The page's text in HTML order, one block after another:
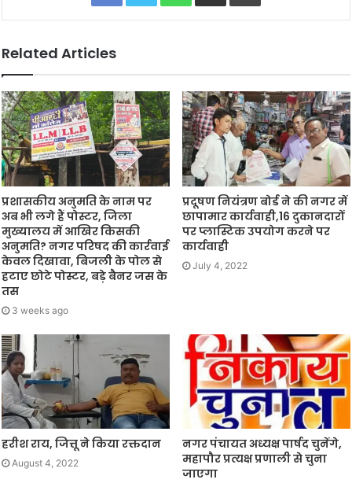
Related Articles
प्रशासकीय अनुमति के नाम पर
अब भी लगे हैं पोस्टर, जिला
मुख्यालय में आखिर किसकी
अनुमति? नगर परिषद की कार्रवाई
केवल दिखावा, बिजली के पोल से
हटाए छोटे पोस्टर, बड़े बैनर जस के
तस
3 weeks ago
प्रदूषण नियंत्रण बोर्ड ने की नगर में
छापामार कार्यवाही,16 दुकानदारों
पर प्लास्टिक उपयोग करने पर
कार्यवाही
July 4, 2022
हरीश राय, जित्तू ने किया रक्तदान
August 4, 2022
नगर पंचायत अध्यक्ष पार्षद चुनेंगे,
महापौर प्रत्यक्ष प्रणाली से चुना
जाएगा